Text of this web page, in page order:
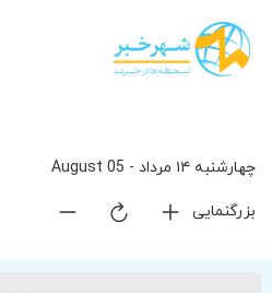
چهارشنبه ۱۴ مرداد - 05 August
بزرگنمایی
پربیننده‌ترین
اخبار
آخرین
اخبار
پخش
داغ
ترین
سیاسی
ورزشی
اقتصادی
حوادث
گوناگون
تصویری
سلامت
جهان
فرهنگی
ویدیویی
بازار